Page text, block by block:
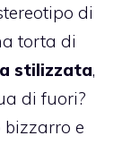
di
torta di
stilizzata,
di fuori?
bizzarro e